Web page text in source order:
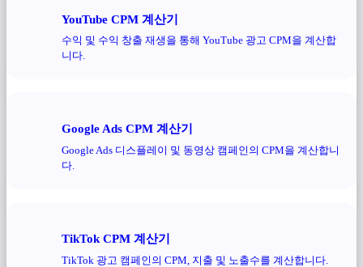
YouTube CPM 계산기
수익 및 수익 창출 재생을 통해 YouTube 광고 CPM을 계산합
니다.
Google Ads CPM 계산기
Google Ads 디스플레이 및 동영상 캠페인의 CPM을 계산합니
다.
TikTok CPM 계산기
TikTok 광고 캠페인의 CPM, 지출 및 노출수를 계산합니다.